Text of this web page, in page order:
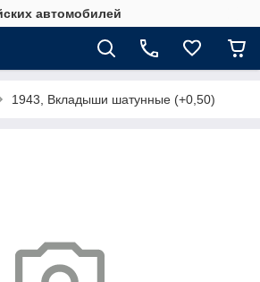
автомобилей
1943, Вкладыши шатунные (+0,50)